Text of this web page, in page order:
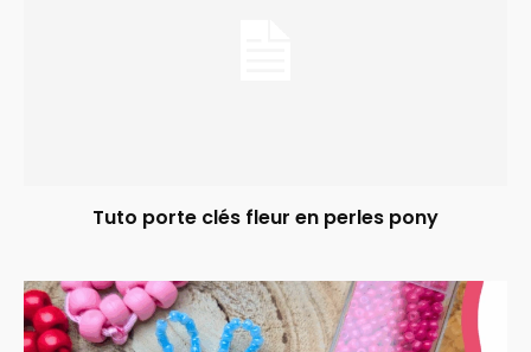
Tuto porte clés fleur en perles pony